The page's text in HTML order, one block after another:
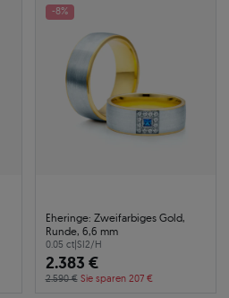
-8%
Eheringe: Zweifarbiges Gold,
Runde, 6,6 mm
0.05 ct|SI2/H
2.383 €
2.590 € Sie sparen 207 €